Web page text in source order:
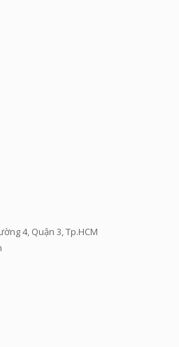
4, Quận 3, Tp.HCM